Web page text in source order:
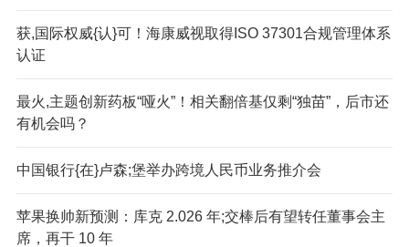
获,国际权威{认}可！海康威视取得ISO 37301合规管理体系
认证
最火,主题创新药板“哑火”！相关翻倍基仅剩“独苗”，后市还
有机会吗？
中国银行{在}卢森;堡举办跨境人民币业务推介会
苹果换帅新预测：库克 2.026 年;交棒后有望转任董事会主
席，再干 10 年